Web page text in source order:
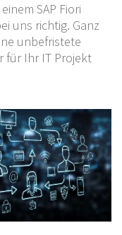
SAP Fiori
uns richtig. Ganz
unbefristete
für Ihr IT Projekt